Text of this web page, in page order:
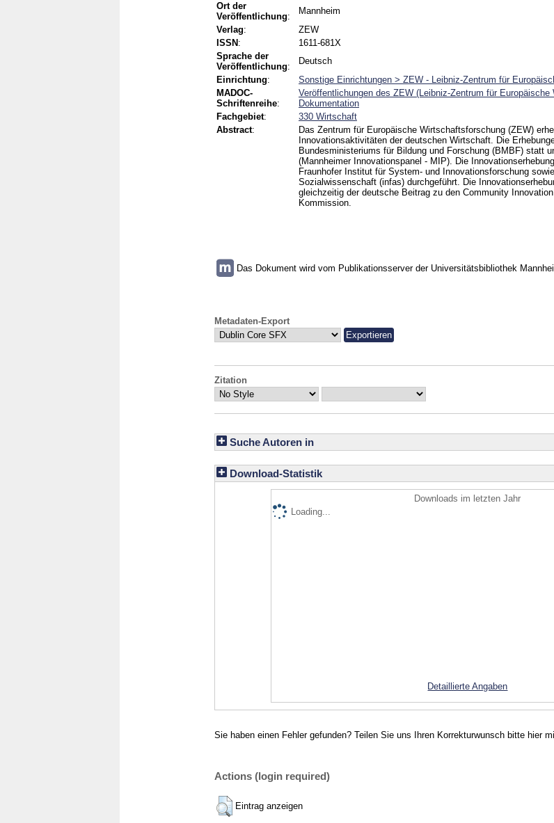
Ort der
Veröffentlichung:
Mannheim
Verlag:
ZEW
ISSN :
1611-681X
Sprache der
Veröffentlichung:
Deutsch
Einrichtung:
Sonstige Einrichtungen > ZEW - Leibniz-Zentrum für
MADOC-
Schriftenreihe:
Veröffentlichungen des ZEW (Leibniz-Zentrum für
Dokumentation
Fachgebiet:
330 Wirtschaft
Abstract:
Das Zentrum für Europäische Wirtschaftsforschung (ZEW)
Innovationsaktivitäten der deutschen Wirtschaft. Die
Bundesministeriums für Bildung und Forschung (BMBF) statt
(Mannheimer Innovationspanel - MIP). Die
Fraunhofer Institut für System- und Innovationsforschung
Sozialwissenschaft (infas) durchgeführt. Die
gleichzeitig der deutsche Beitrag zu den Community
Kommission.
Das Dokument wird vom Publikationsserver der Universitätsbibliothek
Metadaten-Export
Zitation
Suche Autoren in
Download-Statistik
Downloads im letzten Jahr
Loading...
Detaillierte Angaben
Sie haben einen Fehler gefunden? Teilen Sie uns Ihren Korrekturwunsch bitte hier
Actions (login required)
Eintrag anzeigen